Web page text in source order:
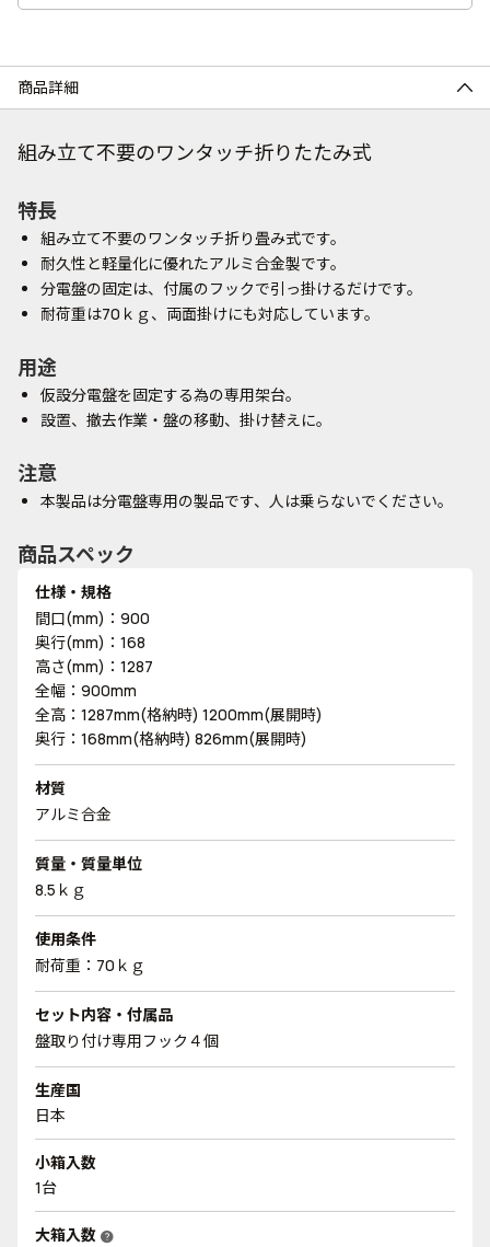
商品詳細
組み立て不要のワンタッチ折りたたみ式
特長
組み立て不要のワンタッチ折り畳み式です。
耐久性と軽量化に優れたアルミ合金製です。
分電盤の固定は、付属のフックで引っ掛けるだけです。
耐荷重は70ｋｇ、両面掛けにも対応しています。
用途
仮設分電盤を固定する為の専用架台。
設置、撤去作業・盤の移動、掛け替えに。
注意
本製品は分電盤専用の製品です、人は乗らないでください。
商品スペック
仕様・規格
間口(mm)：900
奥行(mm)：168
高さ(mm)：1287
全幅：900mm
全高：1287mm(格納時) 1200mm(展開時)
奥行：168mm(格納時) 826mm(展開時)
材質
アルミ合金
質量・質量単位
8.5ｋｇ
使用条件
耐荷重：70ｋｇ
セット内容・付属品
盤取り付け専用フック４個
生産国
日本
小箱入数
1台
大箱入数 help